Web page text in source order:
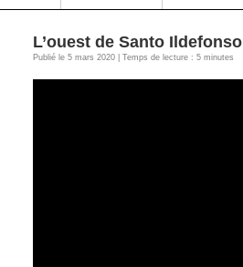
L’ouest de Santo Ildefonso
Publié le 5 mars 2020 | Temps de lecture : 5 minutes